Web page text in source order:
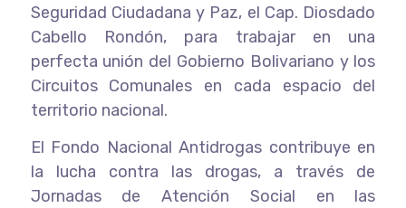
Seguridad Ciudadana y Paz, el Cap. Diosdado
Cabello Rondón, para trabajar en una
perfecta unión del Gobierno Bolivariano y los
Circuitos Comunales en cada espacio del
territorio nacional.
El Fondo Nacional Antidrogas contribuye en
la lucha contra las drogas, a través de
Jornadas de Atención Social en las